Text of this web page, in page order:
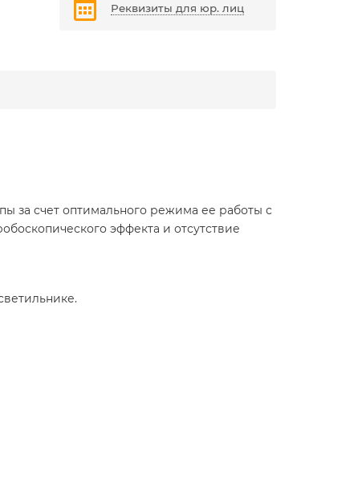
Реквизиты для юр. лиц
за счет оптимального режима ее работы с
эффекта и отсутствие